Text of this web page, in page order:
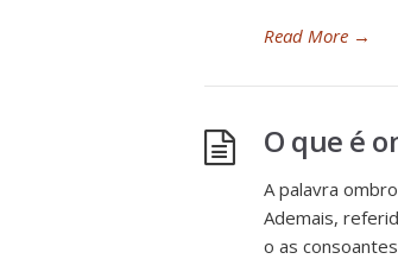
Read More →
O que é
A palavra
Ademais,
o as